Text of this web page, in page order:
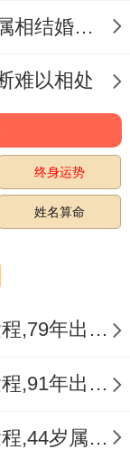
​马和羊合不合？属马人与什么属相结婚合适？
难以相处
终身运势
姓名算命
1979年属羊人2023年运势及运程,79年出生的44岁生肖羊2023年每月运势详解
1991年属羊人2023年运势及运程,91年出生的32岁生肖羊2023年每月运势详解
1979年属羊女2023年运势及运程,44岁属羊人2023全年每月运势女性如何